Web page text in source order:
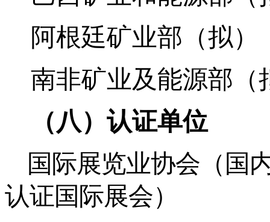
阿根廷矿业部（拟）
南非矿业及能源部
（八） 认证单位
国际展览业协会（国
认证国际展会）